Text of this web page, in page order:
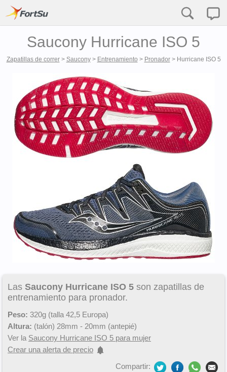
Saucony Hurricane ISO 5
Zapatillas de correr> Saucony> Entrenamiento > Pronador> Hurricane ISO 5
Las Saucony Hurricane ISO 5 son zapatillas de
entrenamiento para pronador.
Peso: 320g (talla 42,5 Europa)
Altura: (talón) 28mm - 20mm (antepié)
Ver la Saucony Hurricane ISO 5 para mujer
Crear una alerta de precio
Compartir: